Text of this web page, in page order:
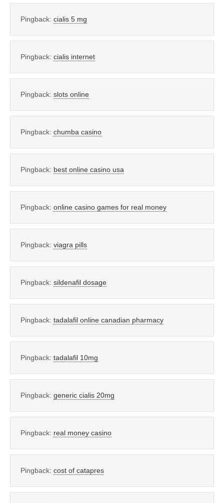
Pingback: cialis 5 mg
Pingback: cialis internet
Pingback: slots online
Pingback: chumba casino
Pingback: best online casino usa
Pingback: online casino games for real money
Pingback: viagra pills
Pingback: sildenafil dosage
Pingback: tadalafil online canadian pharmacy
Pingback: tadalafil 10mg
Pingback: generic cialis 20mg
Pingback: real money casino
Pingback: cost of catapres